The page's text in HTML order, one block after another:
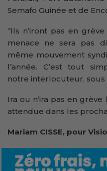
Semafo Guinée et de
‘’Ils n’iront pas en
menace ne sera pas
même mouvement
l’année. C’est tout
notre interlocuteur, sous
Ira ou n’ira pas en
attendue dans les
Mariam CISSE, pour